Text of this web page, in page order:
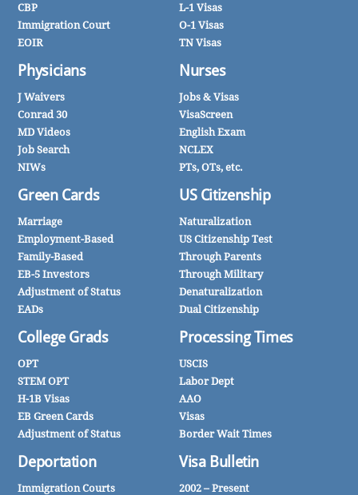
CBP
Immigration Court
EOIR
Physicians
J Waivers
Conrad 30
MD Videos
Job Search
NIWs
Green Cards
Marriage
Employment-Based
Family-Based
EB-5 Investors
Adjustment of Status
EADs
College Grads
OPT
STEM OPT
H-1B Visas
EB Green Cards
Adjustment of Status
Deportation
Immigration Courts
L-1 Visas
O-1 Visas
TN Visas
Nurses
Jobs & Visas
VisaScreen
English Exam
NCLEX
PTs, OTs, etc.
US Citizenship
Naturalization
US Citizenship Test
Through Parents
Through Military
Denaturalization
Dual Citizenship
Processing Times
USCIS
Labor Dept
AAO
Visas
Border Wait Times
Visa Bulletin
2002 – Present